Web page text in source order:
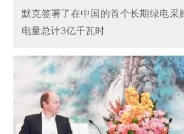
默克签署了在中国的首个长期绿电采
电量总计3亿千瓦时